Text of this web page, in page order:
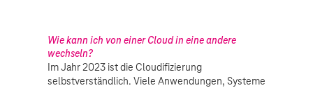
Wie kann ich von einer Cloud in eine andere
wechseln?
Im Jahr 2023 ist die Cloudifizierung
selbstverständlich. Viele Anwendungen, Systeme